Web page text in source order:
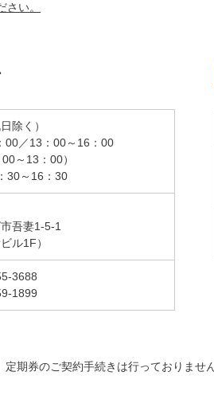
い。
除く）
00／13：00～16：00
～13：00）
30～16：30
吾妻1-5-1
ル1F）
3688
1899
期券のご契約手続きは行っておりません